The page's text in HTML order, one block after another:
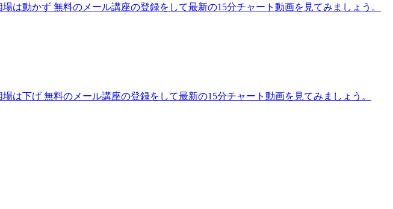
動かず 無料のメール講座の登録をして最新の15分チャート動画を見てみましょう。
は下げ 無料のメール講座の登録をして最新の15分チャート動画を見てみましょう。